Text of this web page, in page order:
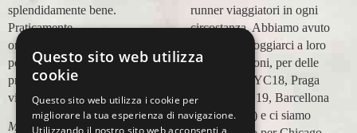
splendidamente bene.
Praticamente
organizzazione
perfetta,dalla
prenotazione,mesi prima,al
viaggio.
Marco Ceseri
runner viaggiatori in ogni
circostanza. Abbiamo avuto
modo di appoggiarci a loro
in più occasioni, per delle
maratone (NYC18, Praga
19, Valencia 19, Barcellona
21, NYC 22) e ci siamo
Questo sito web utilizza
cookie
Questo sito web utilizza i cookie per
migliorare la tua esperienza di navigazione.
Utilizzando il nostro sito web acconsenti a